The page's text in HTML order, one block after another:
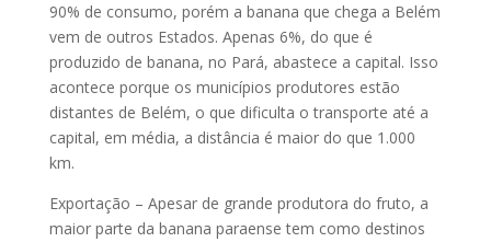
90% de consumo, porém a banana que chega a Belém
vem de outros Estados. Apenas 6%, do que é
produzido de banana, no Pará, abastece a capital. Isso
acontece porque os municípios produtores estão
distantes de Belém, o que dificulta o transporte até a
capital, em média, a distância é maior do que 1.000
km.
Exportação – Apesar de grande produtora do fruto, a
maior parte da banana paraense tem como destinos